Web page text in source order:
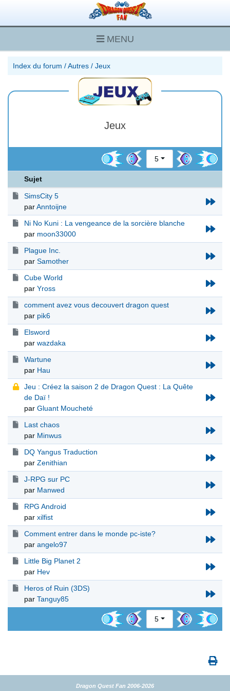
MENU
Index du forum /Autres / Jeux
Jeux
5
Sujet
SimsCity 5
parAnntoijne
Ni No Kuni : La vengeance de la sorcière blanche
par moon33000
Plague Inc.
par Samother
Cube World
par Yross
comment avez vous decouvert dragon quest
par pik6
Elsword
par wazdaka
Wartune
par Hau
Jeu : Créez la saison 2 de Dragon Quest : La Quête
de Daï !
par Gluant Moucheté
Last chaos
par Minwus
DQ Yangus Traduction
par Zenithian
J-RPG sur PC
par Manwed
RPG Android
par xilfist
Comment entrer dans le monde pc-iste?
par angelo97
Little Big Planet 2
par Hev
Heros of Ruin (3DS)
par Tanguy85
5
Dragon Quest Fan 2006-2026